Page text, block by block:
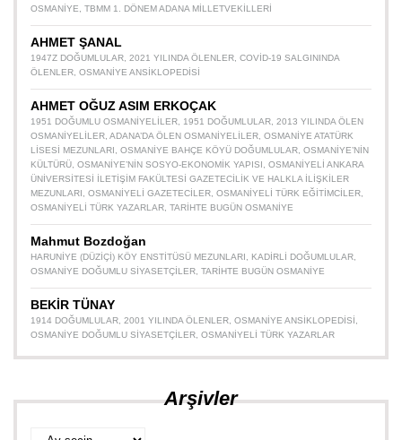
OSMANIYE
TBMM 1. DÖNEM ADANA MILLETVEKILLERI
AHMET ŞANAL
1947Z DOĞUMLULAR 2021 YILINDA ÖLENLER COVID-19 SALGININDA
ÖLENLER OSMANIYE ANSIKLOPEDISI
AHMET OĞUZ ASIM ERKOÇAK
1951 DOĞUMLU OSMANIYELILER 1951 DOĞUMLULAR 2013 YILINDA ÖLEN
OSMANIYELILER ADANA’DA ÖLEN OSMANIYELILER OSMANIYE ATATÜRK
LISESI MEZUNLARI
OSMANIYE BAHÇE KÖYÜ DOĞUMLULAR OSMANIYE’NIN
KÜLTÜRÜ OSMANIYE’NIN SOSYO-EKONOMIK YAPISI
OSMANIYELI ANKARA
ÜNIVERSITESI İLETIŞIM FAKÜLTESI GAZETECILIK VE HALKLA İLIŞKILER
MEZUNLARI
OSMANIYELI GAZETECILER OSMANIYELI TÜRK EĞITIMCILER
OSMANIYELI TÜRK YAZARLAR TARIHTE BUGÜN OSMANIYE
Mahmut Bozdoğan
HARUNIYE (DÜZIÇI) KÖY ENSTITÜSÜ MEZUNLARI KADIRLI DOĞUMLULAR
OSMANIYE DOĞUMLU SIYASETÇILER TARIHTE BUGÜN OSMANIYE
BEKİR TÜNAY
1914 DOĞUMLULAR 2001 YILINDA ÖLENLER OSMANIYE ANSIKLOPEDISI
OSMANIYE DOĞUMLU SIYASETÇILER OSMANIYELI TÜRK YAZARLAR
Arşivler